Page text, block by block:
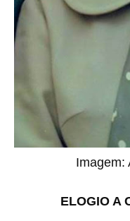
Imagem:
ELOGIO A